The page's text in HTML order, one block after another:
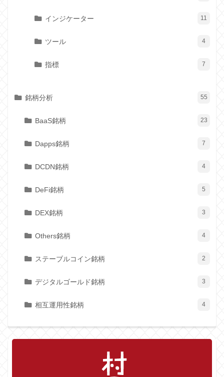
インジケーター 11
ツール 4
指標 7
銘柄分析 55
BaaS銘柄 23
Dapps銘柄 7
DCDN銘柄 4
DeFi銘柄 5
DEX銘柄 3
Others銘柄 4
ステーブルコイン銘柄 2
デジタルゴールド銘柄 3
相互運用性銘柄 4